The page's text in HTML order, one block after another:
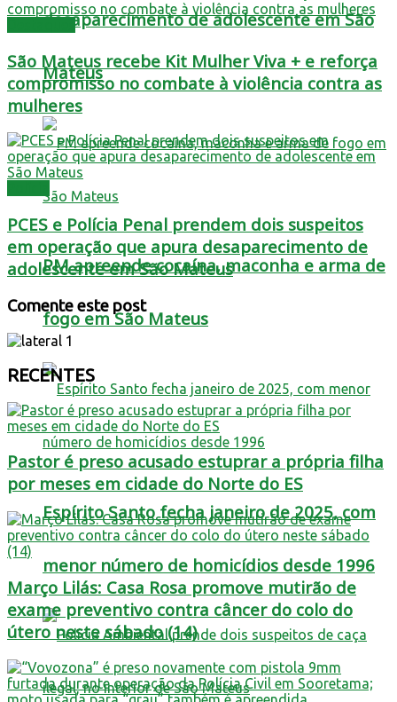
desaparecimento de adolescente em São
Mateus
PM apreende cocaína, maconha e arma de
fogo em São Mateus
Espírito Santo fecha janeiro de 2025, com
menor número de homicídios desde 1996
São Mateus recebe Kit Mulher Viva + e reforça
compromisso no combate à violência contra as
mulheres
PCES e Polícia Penal prendem dois suspeitos
em operação que apura desaparecimento de
adolescente em São Mateus
Comente este post
RECENTES
Pastor é preso acusado estuprar a própria filha
por meses em cidade do Norte do ES
Março Lilás: Casa Rosa promove mutirão de
exame preventivo contra câncer do colo do
útero neste sábado (14)